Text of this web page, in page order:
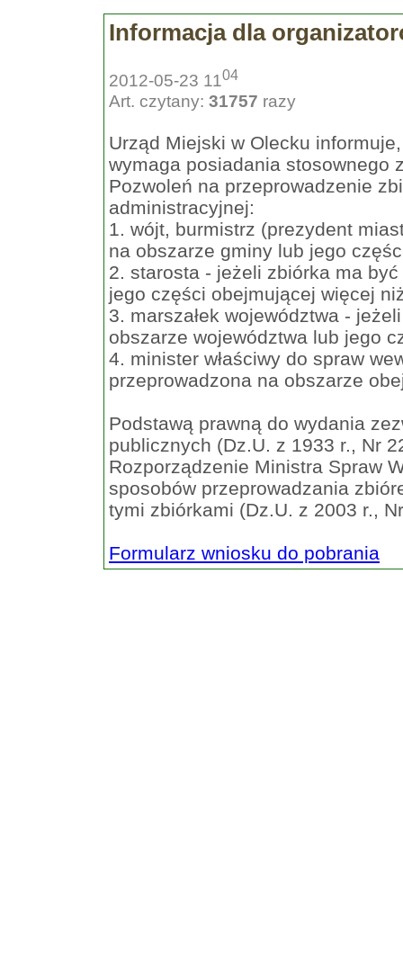
Informacja dla
2012-05-23 1104
Art. czytany: 31757 razy
Urząd Miejski w Olecku
wymaga posiadania stosownego
Pozwoleń na przeprowadzenie
administracyjnej:
1. wójt, burmistrz (prezydent
na obszarze gminy lub jego
2. starosta - jeżeli zbiórka ma
jego części obejmującej więcej
3. marszałek województwa -
obszarze województwa lub jego
4. minister właściwy do spraw
przeprowadzona na obszarze
Podstawą prawną do wydania
publicznych (Dz.U. z 1933 r., Nr
Rozporządzenie Ministra Spraw
sposobów przeprowadzania
tymi zbiórkami (Dz.U. z 2003 r.,
Formularz wniosku do pobrania